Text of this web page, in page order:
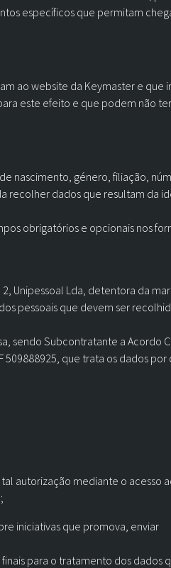
específicos que permitam
ao website da Keymaster e que
este efeito e que podem não
nascimento, género, filiação,
recolher dados que resultam da
obrigatórios e opcionais nos
Unipessoal Lda, detentora da
pessoais que devem ser
sendo Subcontratante a Acordo
509888925, que trata os dados
autorização mediante o acesso
iniciativas que promova, enviar
para o tratamento dos dados